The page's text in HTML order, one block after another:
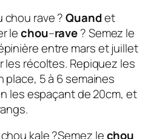
chou rave ?Quandet
lechou–rave? Semez le
entre mars et juillet
les récoltes. Repiquez les
place, 5 à 6 semaines
les espaçant de 20cm, et
kale ?Semez lechou